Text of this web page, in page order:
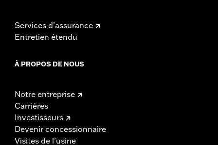
Services d’assurance
Entretien étendu
À PROPOS DE NOUS
Notre entreprise
Carrières
Investisseurs
Devenir concessionnaire
Visites de l’usine